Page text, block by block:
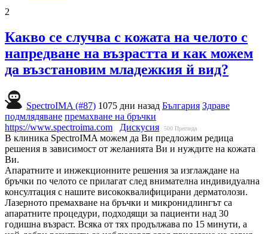
2
Какво се случва с кожата на челото с
напредване на възрастта и как можем
да възстановим младежкия й вид?
SpectroIMA (#87) 1075 дни назад България Здраве
подмлядяване премахване на бръчки
https://www.spectroima.com
Дискусия 500 Прегледа
В клиника SpectroIMA можем да Ви предложим редица
решения в зависимост от желанията Ви и нуждите на кожата
Ви.
Апаратните и инжекционните решения за изглаждане на
бръчки по челото се прилагат след внимателна индивидуална
консултация с нашите висококвалифицирани дерматолози.
Лазерното премахване на бръчки и микронидлингът са
апаратните процедури, подходящи за пациенти над 30
годишна възраст. Всяка от тях продължава по 15 минути, а